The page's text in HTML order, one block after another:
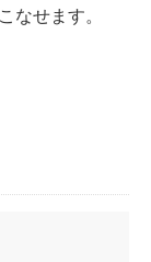
なせます。